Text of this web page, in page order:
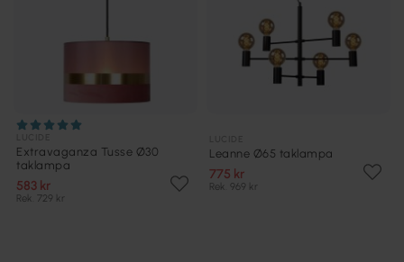
Extravaganza Tusse Ø30
taklampa
583 kr
Rek. 729 kr
Leanne Ø65 taklampa
775 kr
Rek. 969 kr